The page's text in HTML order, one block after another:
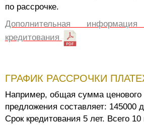
по рассрочке.
Дополнительная
кредитования
ГРАФИК РАССРОЧКИ
Например, общая сумма ценового
предложения составляет:
Срок кредитования 5 лет. Всего